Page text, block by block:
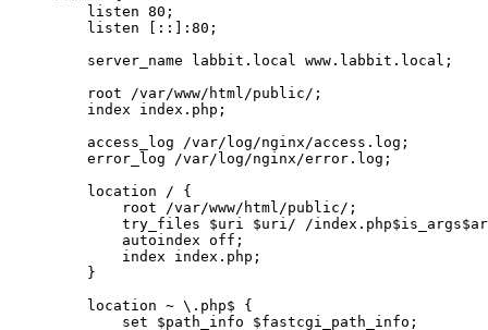
    listen 80;
    listen [::]:80;
    server_name labbit.local www.labbit.local;
    root /var/www/html/public/;
    index index.php;
    access_log /var/log/nginx/access.log;
    error_log /var/log/nginx/error.log;
    location / {
        root /var/www/html/public/;
try_files $uri $uri/ /
        autoindex off;
        index index.php;
    }
    location ~ \.php$ {
        set $path_info $fastcgi_path_info;